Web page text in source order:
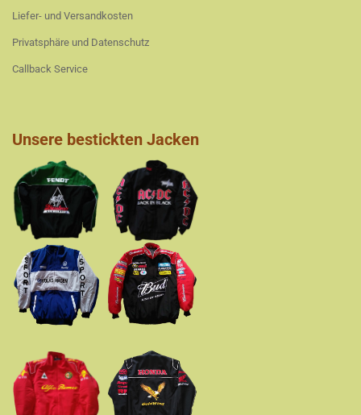
Liefer- und Versandkosten
Privatsphäre und Datenschutz
Callback Service
Unsere bestickten Jacken